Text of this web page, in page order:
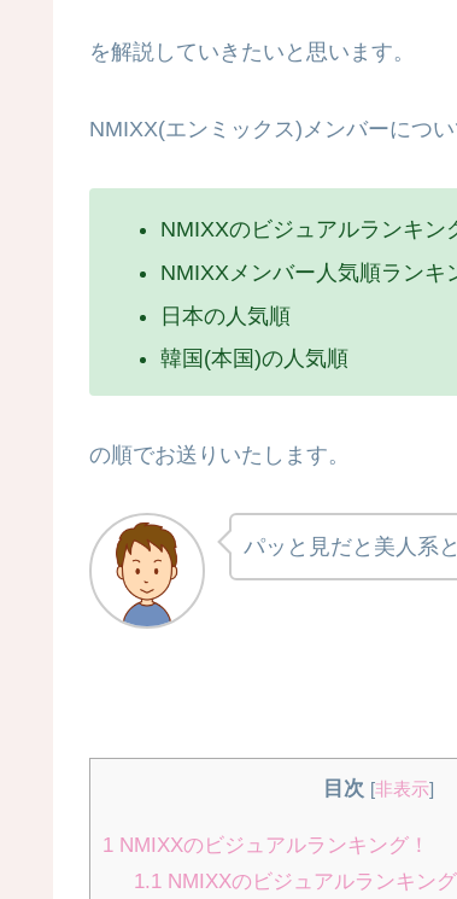
を解説していきたいと思います。
NMIXX(エンミックス)メンバーについ
NMIXXのビジュアルランキ
NMIXXメンバー人気順ランキ
日本の人気順
韓国(本国)の人気順
の順でお送りいたします。
パッと見だと美人系
目次 [非表示]
1 NMIXXのビジュアルランキング！
1.1NMIXXのビジュアルランキン